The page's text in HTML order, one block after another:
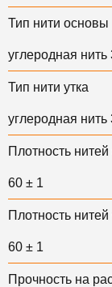
Тип нити основы
углеродная нить
Тип нити утка
углеродная нить
Плотность
60 ± 1
Плотность
60 ± 1
Прочность на